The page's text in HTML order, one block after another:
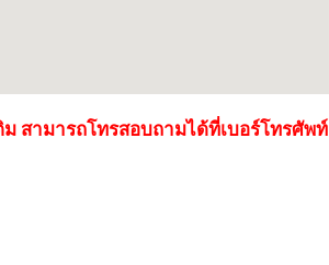
สามารถโทรสอบถามได้ที่เบอร์โทรศัพท์